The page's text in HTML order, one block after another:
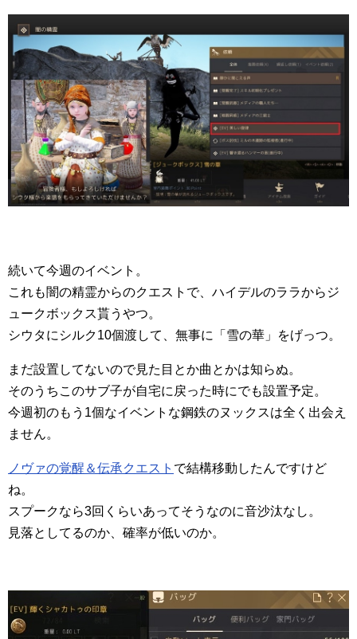
続いて今週のイベント。
これも闇の精霊からのクエストで、ハイデルのララからジ
ュークボックス貰うやつ。
シウタにシルク10個渡して、無事に「雪の華」をげっつ。
まだ設置してないので見た目とか曲とかは知らぬ。
そのうちこのサブ子が自宅に戻った時にでも設置予定。
今週初のもう1個なイベントな鋼鉄のヌックスは全く出会え
ません。
ノヴァの覚醒＆伝承クエスト で結構移動したんですけど
ね。
スプークなら3回くらいあってそうなのに音沙汰なし。
見落としてるのか、確率が低いのか。